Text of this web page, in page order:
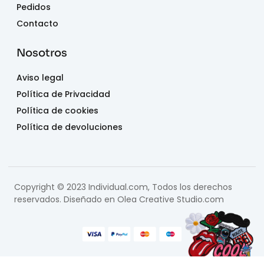
Pedidos
Contacto
Nosotros
Aviso legal
Política de Privacidad
Política de cookies
Política de devoluciones
Copyright © 2023 Individual.com, Todos los derechos
reservados. Diseñado en Olea Creative Studio.com